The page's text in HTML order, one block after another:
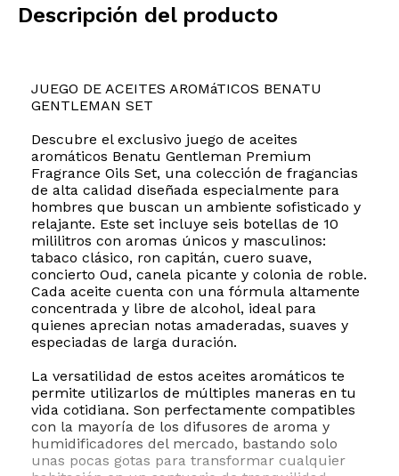
Descripción del producto
JUEGO DE ACEITES AROMáTICOS BENATU
GENTLEMAN SET
Descubre el exclusivo juego de aceites
aromáticos Benatu Gentleman Premium
Fragrance Oils Set, una colección de fragancias
de alta calidad diseñada especialmente para
hombres que buscan un ambiente sofisticado y
relajante. Este set incluye seis botellas de 10
mililitros con aromas únicos y masculinos:
tabaco clásico, ron capitán, cuero suave,
concierto Oud, canela picante y colonia de roble.
Cada aceite cuenta con una fórmula altamente
concentrada y libre de alcohol, ideal para
quienes aprecian notas amaderadas, suaves y
especiadas de larga duración.
La versatilidad de estos aceites aromáticos te
permite utilizarlos de múltiples maneras en tu
vida cotidiana. Son perfectamente compatibles
con la mayoría de los difusores de aroma y
humidificadores del mercado, bastando solo
unas pocas gotas para transformar cualquier